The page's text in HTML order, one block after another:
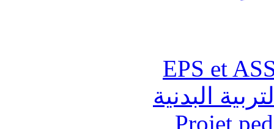
البدنية
Projet